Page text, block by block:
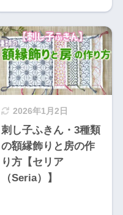
2026年1月2日
刺し子ふきん・3種類
の額縁飾りと房の作
り方【セリア
（Seria）】